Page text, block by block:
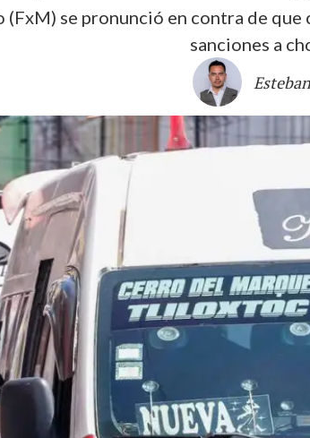
(FxM) se pronunció en contra de
sanciones a